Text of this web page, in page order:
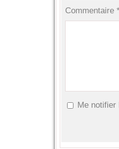
Commentaire
Me notifier